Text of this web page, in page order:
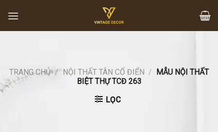
content
TRANG CHỦ / NỘI THẤT TÂN CỔ ĐIỂN / MẪU NỘI THẤT
BIỆT THỰ TCĐ 263
LỌC